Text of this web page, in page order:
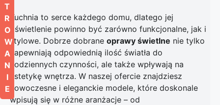
T
R
O
W
A
N
I
E
Kuchnia to serce każdego domu, dlatego jej
oświetlenie powinno być zarówno funkcjonalne, jak i
stylowe. Dobrze dobrane oprawy świetlne nie tylko
zapewniają odpowiednią ilość światła do
codziennych czynności, ale także wpływają na
estetykę wnętrza. W naszej ofercie znajdziesz
nowoczesne i eleganckie modele, które doskonale
wpisują się w różne aranżacje – od